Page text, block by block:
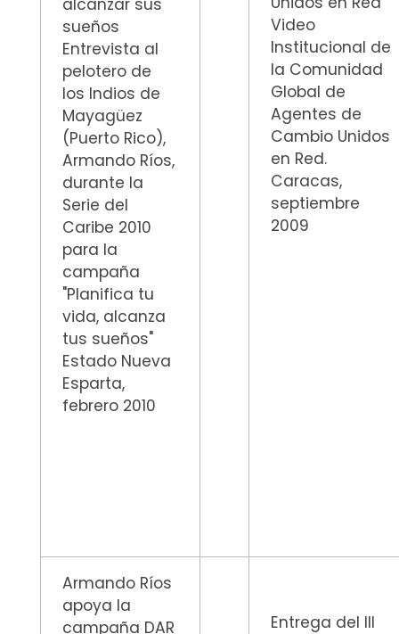
alcanzar sus
sueños
Entrevista al
pelotero de
los Indios de
Mayagüez
(Puerto Rico),
Armando Ríos,
durante la
Serie del
Caribe 2010
para la
campaña
"Planifica tu
vida, alcanza
tus sueños"
Estado Nueva
Esparta,
febrero 2010
Video
Institucional de
la Comunidad
Global de
Agentes de
Cambio Unidos
en Red.
Caracas,
septiembre
2009
Armando Ríos
apoya la
campaña DAR
Entrega del III